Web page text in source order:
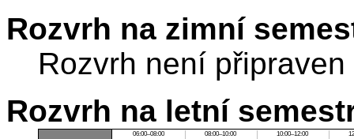
Rozvrh na zimní
Rozvrh není připraven
Rozvrh na letní
06:00–08:00 08:00–10:00 10:00–12:00